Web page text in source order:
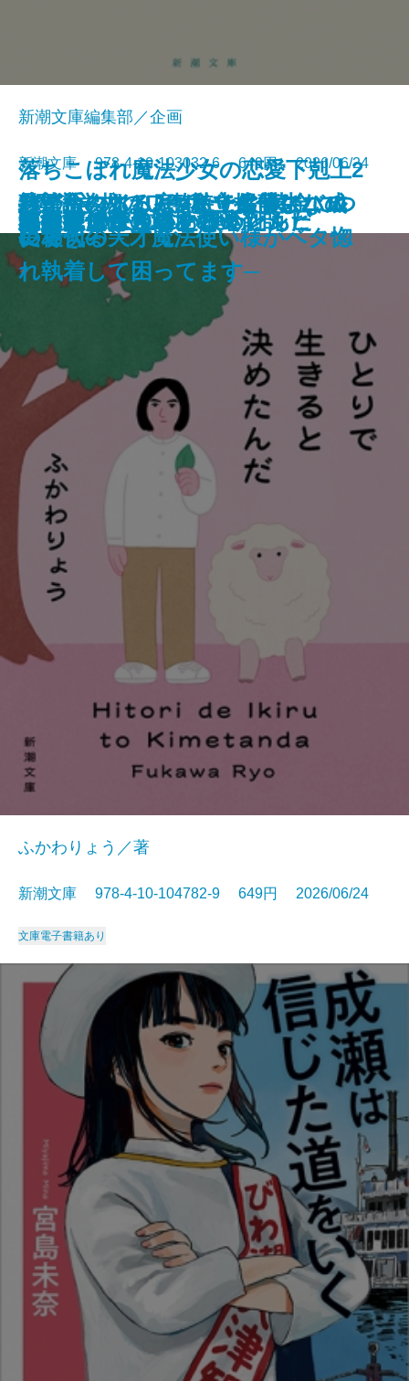
ともぐい
リリアン
脇役探偵は見逃さない
隣人
絞首台のある庭─私立探偵マニ
ー・ムーン─
聖女が、壺
龍の隠し子 幽世の薬剤師
プレゼント
あなたはここにいなくとも
きろくのほん
新潮文庫編集部／企画
新潮文庫 978-4-10-103032-6 649円 2026/06/24
文庫
ひとりで生きると決めたんだ
ふかわりょう／著
新潮文庫 978-4-10-104782-9 649円 2026/06/24
文庫電子書籍あり
成瀬は信じた道をいく
君が手にするはずだった黄金につ
いて
熟達論─人はいつまでも学び、成
長できる─
星を織る
ロボットが泣いた夜
血道
バイ・タイム─整時士佐藤スバル
の哀切─
落ちこぼれ魔法少女の恋愛下剋上2
─魔法学校のワケあり劣等生なの
に稀代の天才魔法使い様がベタ惚
れ執着して困ってます─
小公女たちのしあわせレシピ